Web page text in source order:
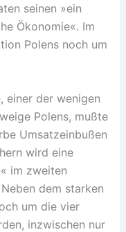
seinen »ein
Ökonomie«. Im
Polens noch um
einer der wenigen
Polens, mußte
Umsatzeinbußen
wird eine
im zweiten
dem starken
um die vier
inzwischen nur